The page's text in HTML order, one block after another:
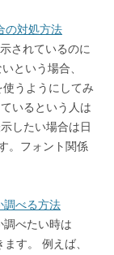
の対処方法
されているのに
という場合、
うようにしてみ
いるという人は
したい場合は日
。フォント関係
調べる方法
調べたい時は
す。 例えば、